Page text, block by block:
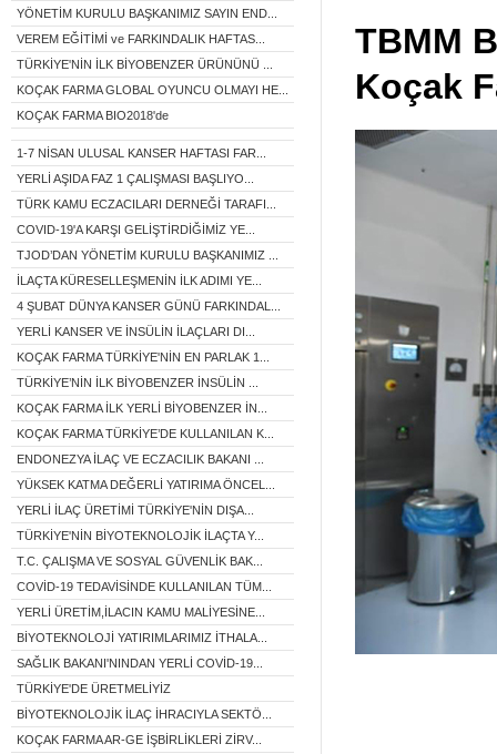
YÖNETİM KURULU BAŞKANIMIZ SAYIN END...
VEREM EĞİTİMİ ve FARKINDALIK HAFTAS...
TÜRKİYE'NİN İLK BİYOBENZER ÜRÜNÜNÜ ...
KOÇAK FARMA GLOBAL OYUNCU OLMAYI HE...
KOÇAK FARMA BIO2018'de
1-7 NİSAN ULUSAL KANSER HAFTASI FAR...
YERLİ AŞIDA FAZ 1 ÇALIŞMASI BAŞLIYO...
TÜRK KAMU ECZACILARI DERNEĞİ TARAFI...
COVID-19'A KARŞI GELİŞTİRDİĞİMİZ YE...
TJOD’DAN YÖNETİM KURULU BAŞKANIMIZ ...
İLAÇTA KÜRESELLEŞMENİN İLK ADIMI YE...
4 ŞUBAT DÜNYA KANSER GÜNÜ FARKINDAL...
YERLİ KANSER VE İNSÜLİN İLAÇLARI DI...
KOÇAK FARMA TÜRKİYE'NİN EN PARLAK 1...
TÜRKİYE’NİN İLK BİYOBENZER İNSÜLİN ...
KOÇAK FARMA İLK YERLİ BİYOBENZER İN...
KOÇAK FARMA TÜRKİYE’DE KULLANILAN K...
ENDONEZYA İLAÇ VE ECZACILIK BAKANI ...
YÜKSEK KATMA DEĞERLİ YATIRIMA ÖNCEL...
YERLİ İLAÇ ÜRETİMİ TÜRKİYE'NİN DIŞA...
TÜRKİYE'NİN BİYOTEKNOLOJİK İLAÇTA Y...
T.C. ÇALIŞMA VE SOSYAL GÜVENLİK BAK...
COVİD-19 TEDAVİSİNDE KULLANILAN TÜM...
YERLİ ÜRETİM,İLACIN KAMU MALİYESİNE...
BİYOTEKNOLOJİ YATIRIMLARIMIZ İTHALA...
SAĞLIK BAKANI'NINDAN YERLİ COVİD-19...
TÜRKİYE'DE ÜRETMELİYİZ
BİYOTEKNOLOJİK İLAÇ İHRACIYLA SEKTÖ...
KOÇAK FARMA AR-GE İŞBİRLİKLERİ ZİRV...
TBMM
Koçak